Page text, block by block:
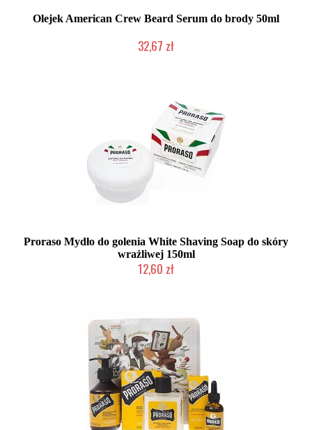
Olejek American Crew Beard Serum do brody 50ml
32,67 zł
Proraso Mydło do golenia White Shaving Soap do skóry
wrażliwej 150ml
12,60 zł